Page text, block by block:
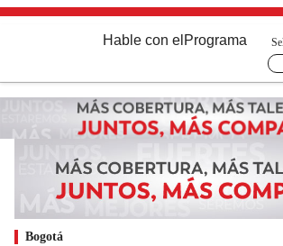
Hable con el Programa
Bogotá